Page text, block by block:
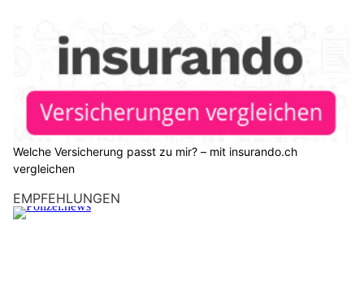
Welche Versicherung passt zu mir? – mit insurando.ch
vergleichen
EMPFEHLUNGEN